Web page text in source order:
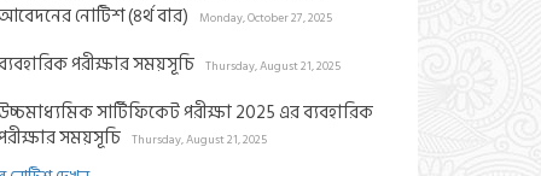
নোটিশ (৪র্থ বার)
Monday, October 27, 2025
পরীক্ষার সময়সূচি Thursday, August 21, 2025
সার্টিফিকেট পরীক্ষা 2025 এর ব্যবহারিক
সময়সূচি Thursday, August 21, 2025